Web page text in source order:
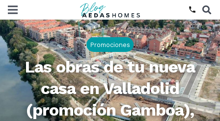
phone
Promociones
Las obras de tu nueva
casa en Valladolid
(promoción Gamboa),